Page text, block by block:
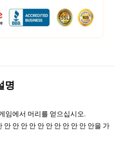
명
임에서 머리를 얻으십시오.
안 안 안 안 안 안 안 안 안 안을 가